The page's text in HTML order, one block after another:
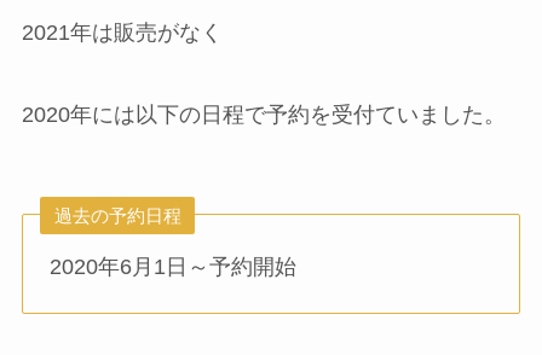
2021年は販売がなく
2020年には以下の日程で予約を受付ていました。
過去の予約日程
2020年6月1日～予約開始